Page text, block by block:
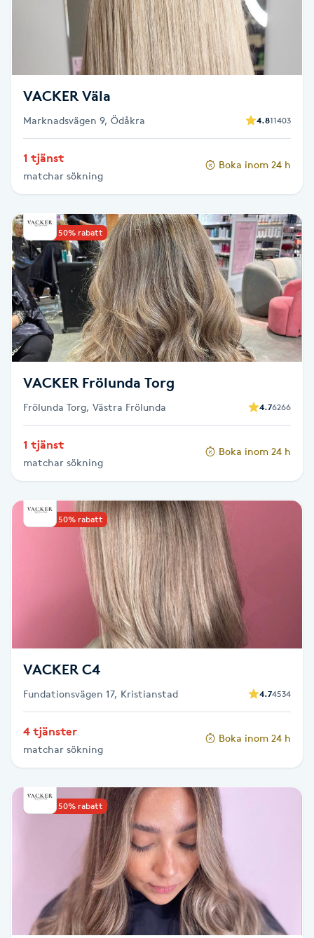
Faceliftmassage
Fet hårbotten
Fettreducering
Fillers
Fotmassage
Fotsvamp
Fotvård
Fransar
Fransborttagning
Fransfärgning
Fransförlängning
Fransförlängning Megavolym
Fransförlängning Volym
Fransrengöring
Frekvensterapi
Friskvård
Friskvårdsmassage
Funktionsanalys
Färgning
VACKER Väla
Marknadsvägen 9, Ödåkra 4.811403
1 tjänst
matchar sökning
Boka inom 24 h
Upp till 50% rabatt
VACKER Frölunda Torg
Frölunda Torg, Västra Frölunda 4.76266
1 tjänst
matchar sökning
Boka inom 24 h
Upp till 50% rabatt
VACKER C4
Fundationsvägen 17, Kristianstad 4.74534
4 tjänster
matchar sökning
Boka inom 24 h
Upp till 50% rabatt